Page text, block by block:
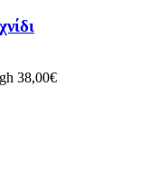
38,00€